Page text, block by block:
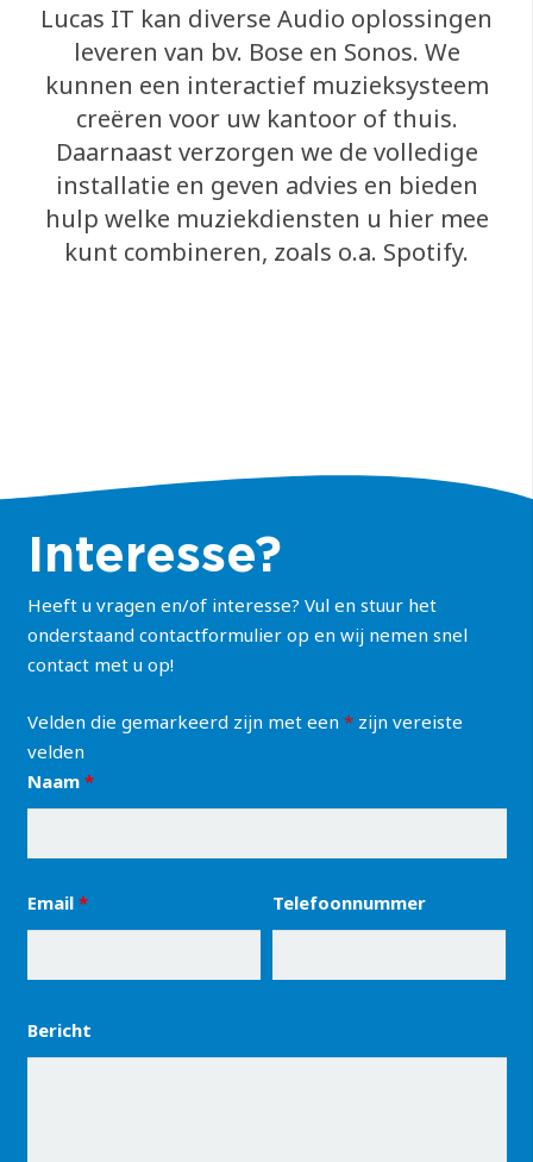
Lucas IT kan diverse Audio oplossingen
leveren van bv. Bose en Sonos. We
kunnen een interactief muzieksysteem
creëren voor uw kantoor of thuis.
Daarnaast verzorgen we de volledige
installatie en geven advies en bieden
hulp welke muziekdiensten u hier mee
kunt combineren, zoals o.a. Spotify.
Interesse?
Heeft u vragen en/of interesse? Vul en stuur het
onderstaand contactformulier op en wij nemen snel
contact met u op!
Velden die gemarkeerd zijn met een *zijn vereiste
velden
Naam *
Email * Telefoonnummer
Bericht